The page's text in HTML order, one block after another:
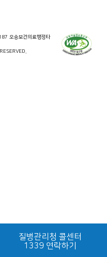
오송보건의료행정타
질병관리청 콜센터
1339 연락하기